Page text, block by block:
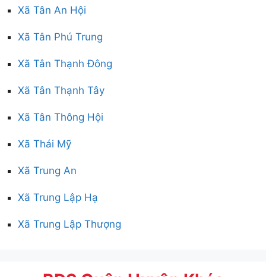
Xã Tân An Hội
Xã Tân Phú Trung
Xã Tân Thạnh Đông
Xã Tân Thạnh Tây
Xã Tân Thông Hội
Xã Thái Mỹ
Xã Trung An
Xã Trung Lập Hạ
Xã Trung Lập Thượng